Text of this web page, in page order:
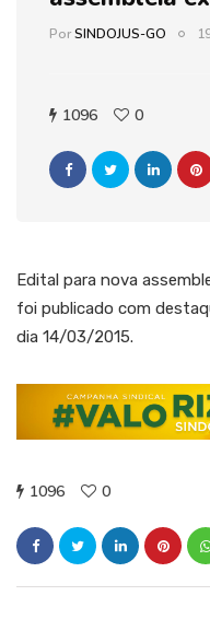
PorSINDOJUS-GO
1096 0
Edital para nova
foi publicado com
dia 14/03/2015.
1096 0